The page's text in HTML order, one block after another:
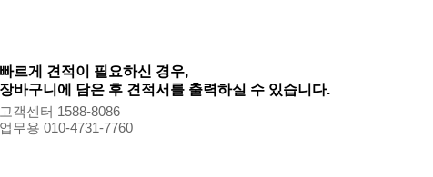
빠르게 견적이 필요하신 경우,
장바구니에 담은 후 견적서를 출력하실 수 있습니다.
고객센터 1588-8086
업무용 010-4731-7760